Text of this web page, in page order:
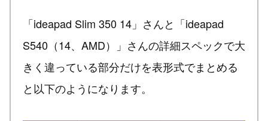
「ideapad Slim 350 14」さんと「ideapad
S540（14、AMD）」さんの詳細スペックで大
きく違っている部分だけを表形式でまとめる
と以下のようになります。